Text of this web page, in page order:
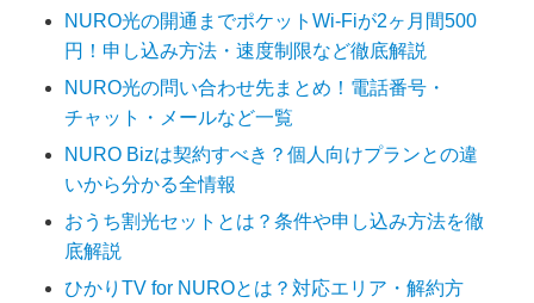
NURO光の開通までポケットWi-Fiが2ヶ月間500
円！申し込み方法・速度制限など徹底解説
NURO光の問い合わせ先まとめ！電話番号・
チャット・メールなど一覧
NURO Bizは契約すべき？個人向けプランとの違
いから分かる全情報
おうち割光セットとは？条件や申し込み方法を徹
底解説
ひかりTV for NUROとは？対応エリア・解約方